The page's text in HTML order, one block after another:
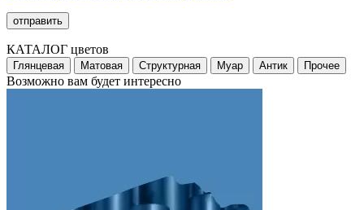
КАТАЛОГ цветов
Глянцевая Матовая Структурная Муар Антик Прочее
Возможно вам будет интересно